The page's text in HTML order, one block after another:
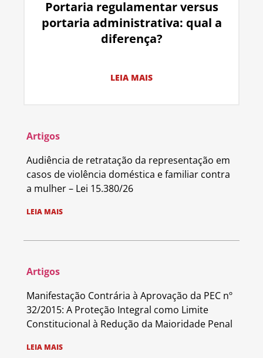
Portaria regulamentar versus
portaria administrativa: qual a
diferença?
LEIA MAIS
Artigos
Audiência de retratação da representação em
casos de violência doméstica e familiar contra
a mulher – Lei 15.380/26
LEIA MAIS
Artigos
Manifestação Contrária à Aprovação da PEC nº
32/2015: A Proteção Integral como Limite
Constitucional à Redução da Maioridade Penal
LEIA MAIS